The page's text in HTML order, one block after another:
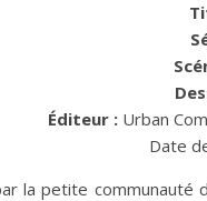
Éditeur : Urban
Date
la petite communauté